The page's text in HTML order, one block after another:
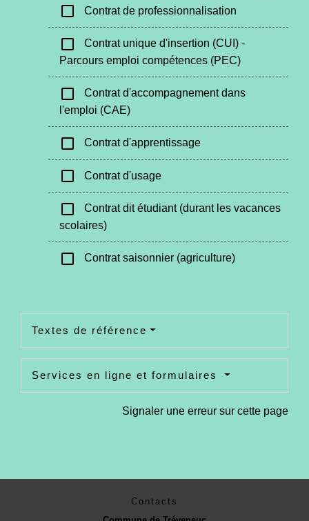
check_box_outline_blank Contrat de professionnalisation
check_box_outline_blank
Contrat unique d'insertion (CUI) -
Parcours emploi compétences (PEC)
check_box_outline_blank
Contrat d'accompagnement dans
l'emploi (CAE)
check_box_outline_blank Contrat d'apprentissage
check_box_outline_blank Contrat d'usage
check_box_outline_blank
Contrat dit étudiant (durant les vacances
scolaires)
check_box_outline_blank Contrat saisonnier (agriculture)
Textes de référence
Services en ligne et formulaires
Signaler une erreur sur cette page
Contacts